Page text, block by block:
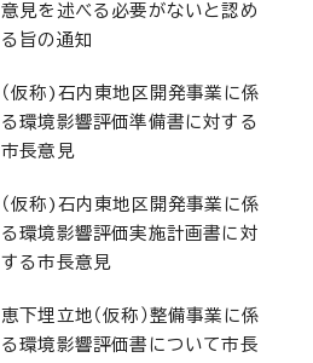
意見を述べる必要がないと認め
る旨の通知
（仮称)石内東地区開発事業に係
る環境影響評価準備書に対する
市長意見
（仮称)石内東地区開発事業に係
る環境影響評価実施計画書に対
する市長意見
恵下埋立地（仮称）整備事業に係
る環境影響評価書について市長